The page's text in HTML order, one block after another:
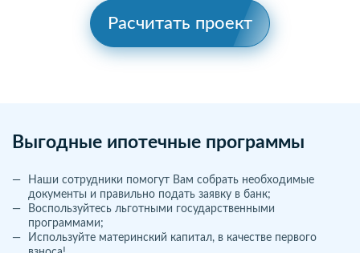
Расчитать проект
Выгодные ипотечные программы
Наши сотрудники помогут Вам собрать необходимые
документы и правильно подать заявку в банк;
Воспользуйтесь льготными государственными
программами;
Используйте материнский капитал, в качестве первого